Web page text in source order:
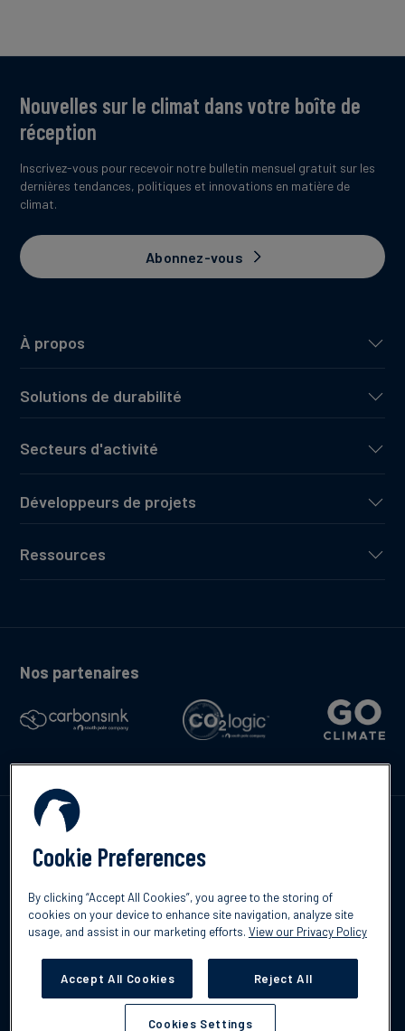
English
À propos
Solutions de durabilité
Secteurs d'activité
Développeurs de projets
Ressources
Nouvelles sur le climat dans votre boîte de
réception
Inscrivez-vous pour recevoir notre bulletin mensuel gratuit sur les
dernières tendances, politiques et innovations en matière de
climat.
Abonnez-vous
Nos partenaires
responsabilité
Cookie Preferences
By clicking “Accept All Cookies”, you agree to the storing of
cookies on your device to enhance site navigation, analyze site
usage, and assist in our marketing efforts. View our Privacy Policy
Accept All Cookies Reject All
Cookies Settings